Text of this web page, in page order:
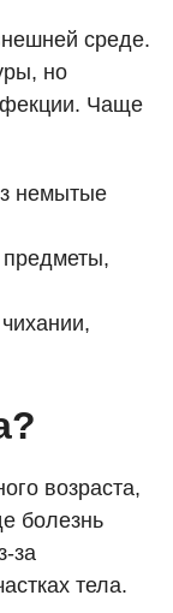
среде.
но
Чаще
немытые
предметы,
возраста,
болезнь
за
тела.